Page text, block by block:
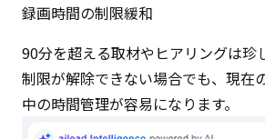
録画時間の制限緩和
90分を超える取材やヒアリングは
制限が解除できない場合でも、現在
中の時間管理が容易になります。